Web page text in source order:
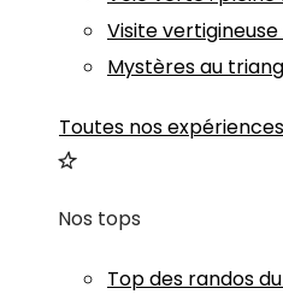
Visite
Mystères au
Toutes nos expériences
Nos tops
Top des randos